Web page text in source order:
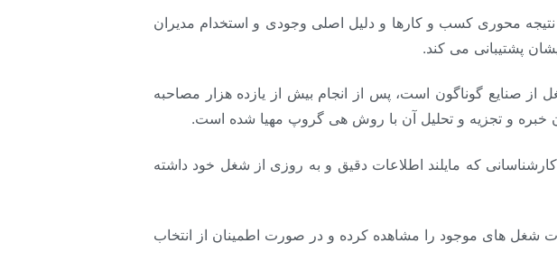
محوری کسب و کارها و دلیل اصلی وجودی و استخدام مدیران
پشتیبانی می کند.
شغلی رایان راهبرد که حاوی بیش از ۱۰۵۰ شناسنامه شغل از صنایع گوناگون است، پس از انجام بیش از یازده هزار مصاحبه
و تجزیه و تحلیل آن با روش هی گروپ مهیا شده است.
که مایلند اطلاعات دقیق و به روزی از شغل خود داشته
شغل های موجود را مشاهده کرده و در صورت اطمینان از انتخاب